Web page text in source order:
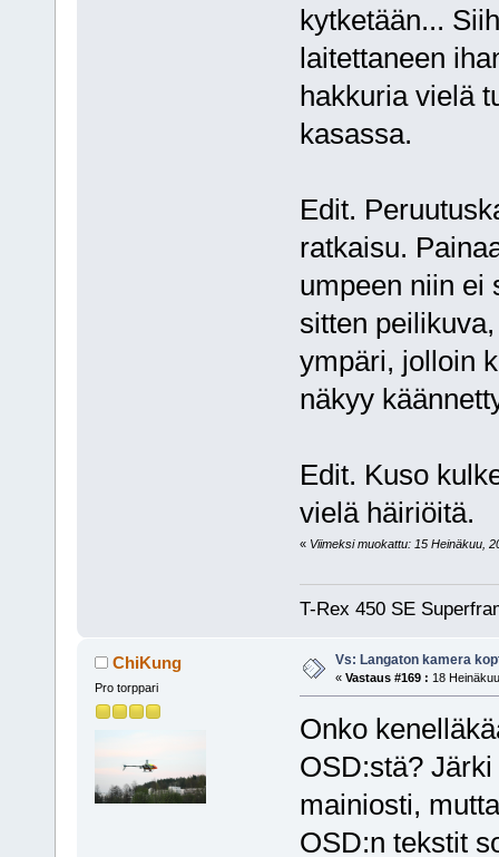
kytketään...
laitettaneen
hakkuria vielä
kasassa.
Edit.
ratkaisu.
umpeen niin ei
sitten
ympäri, jolloin
näkyy
Edit. Kuso
vielä häiriöitä.
« Viimeksi muokattu: 15 Heinäkuu,
T-Rex 450 SE
ChiKung
Pro torppari
Vs: Langaton kamera
« Vastaus #169 : 18
Onko
OSD:stä?
mainiosti,
OSD:n tekstit